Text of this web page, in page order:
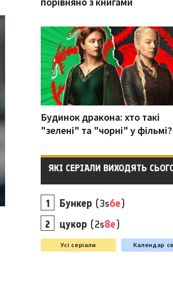
Будинок дракона: хто такі
"зелені" та "чорні" у фільмі?
ЯКІ СЕРІАЛИ ВИХОДЯТЬ
Бункер (3s6e)
цукор (2s8e)
Усі серіали Календар